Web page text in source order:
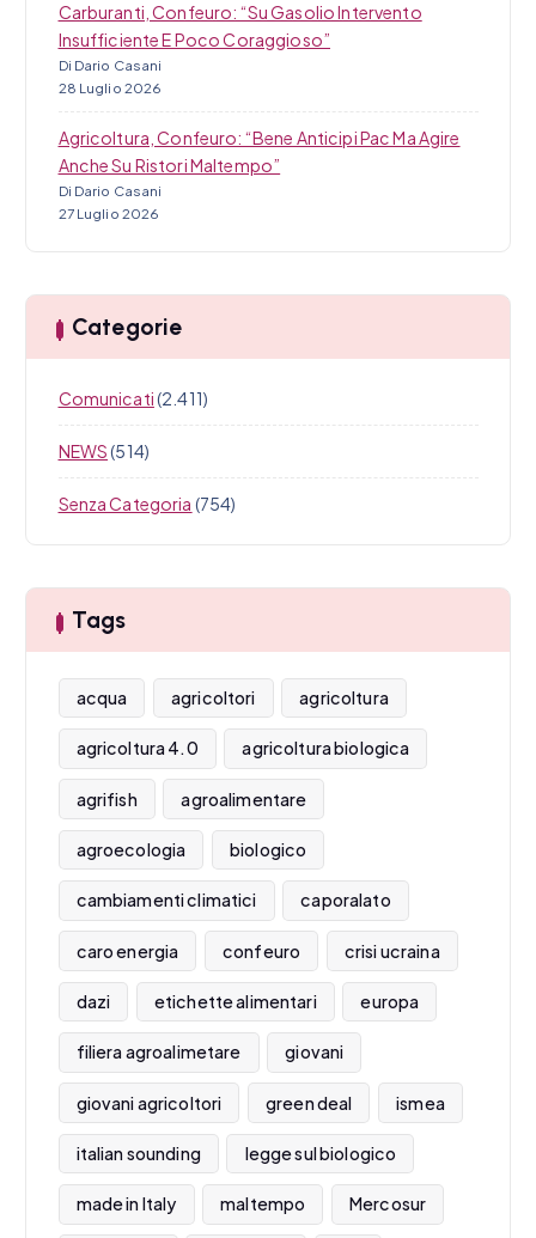
Carburanti, Confeuro: “Su Gasolio Intervento
Insufficiente E Poco Coraggioso”
Di Dario Casani
28 Luglio 2026
Agricoltura, Confeuro: “Bene Anticipi Pac Ma Agire
Anche Su Ristori Maltempo”
Di Dario Casani
27 Luglio 2026
Categorie
Comunicati(2.411)
NEWS(514)
Senza Categoria (754)
Tags
acqua agricoltori agricoltura
agricoltura 4.0 agricoltura biologica
agrifish agroalimentare
agroecologia biologico
cambiamenti climatici caporalato
caro energia confeuro crisi ucraina
dazi etichette alimentari europa
filiera agroalimetare giovani
giovani agricoltori green deal ismea
italian sounding legge sul biologico
made in Italy maltempo Mercosur